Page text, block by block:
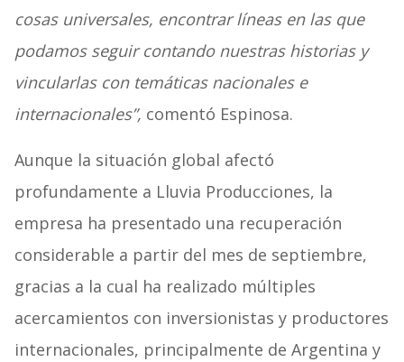
cosas universales, encontrar líneas en las que
podamos seguir contando nuestras historias y
vincularlas con temáticas nacionales e
internacionales”, comentó Espinosa.
Aunque la situación global afectó
profundamente a Lluvia Producciones, la
empresa ha presentado una recuperación
considerable a partir del mes de septiembre,
gracias a la cual ha realizado múltiples
acercamientos con inversionistas y productores
internacionales, principalmente de Argentina y